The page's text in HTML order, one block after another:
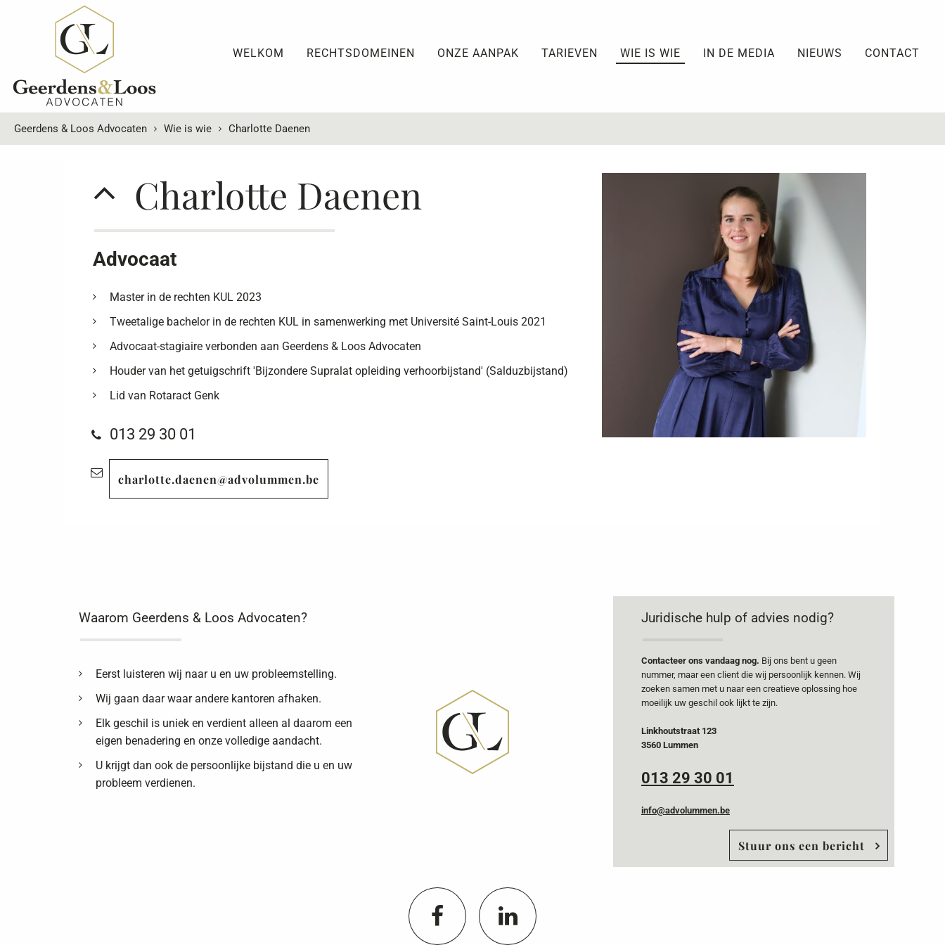
WELKOM RECHTSDOMEINEN ONZE AANPAK TARIEVEN WIE IS WIE IN DE MEDIA NIEUWS CONTACT
Geerdens & Loos Advocaten Wie is wie Charlotte Daenen
Charlotte Daenen
Advocaat
Master in de rechten KUL 2023
Tweetalige bachelor in de rechten KUL in samenwerking met Université Saint-Louis 2021
Advocaat-stagiaire verbonden aan Geerdens & Loos Advocaten
Houder van het getuigschrift 'Bijzondere Supralat opleiding verhoorbijstand' (Salduzbijstand)
Lid van Rotaract Genk
013 29 30 01
charlotte.daenen@advolummen.be
Waarom Geerdens & Loos Advocaten?
Eerst luisteren wij naar u en uw probleemstelling.
Wij gaan daar waar andere kantoren afhaken.
Elk geschil is uniek en verdient alleen al daarom een
eigen benadering en onze volledige aandacht.
U krijgt dan ook de persoonlijke bijstand die u en uw
probleem verdienen.
Juridische hulp of advies nodig?
Contacteer ons vandaag nog. Bij ons bent u geen
nummer, maar een client die wij persoonlijk kennen. Wij
zoeken samen met u naar een creatieve oplossing hoe
moeilijk uw geschil ook lijkt te zijn.
Linkhoutstraat 123
3560 Lummen
013 29 30 01
info@advolummen.be
Stuur ons een bericht